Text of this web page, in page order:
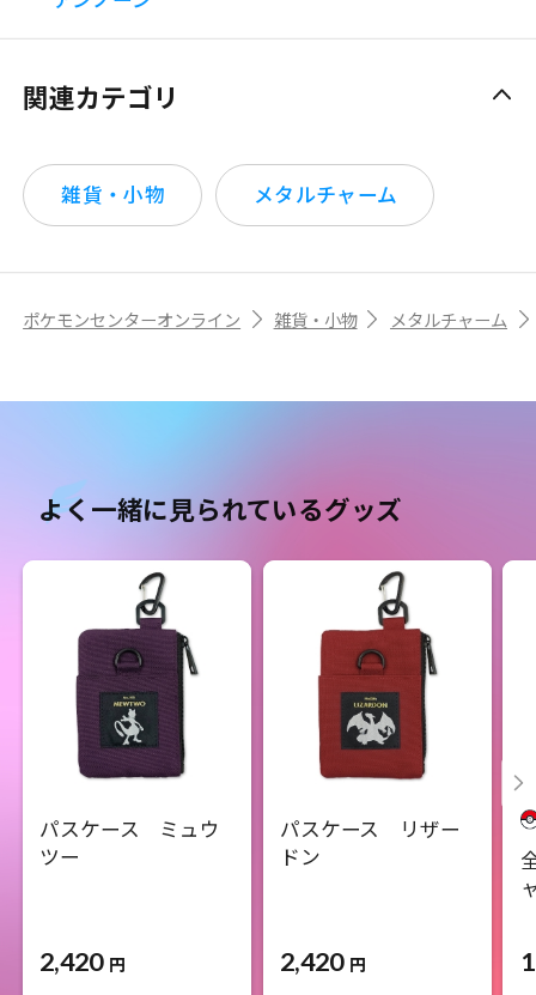
関連カテゴリ
雑貨・小物 メタルチャーム
ポケモンセンターオンライン 雑貨・小物 メタルチャーム
よく一緒に見られているグッズ
パスケース ミュウ
ツー
2,420 円
パスケース リザー
ドン
2,420 円